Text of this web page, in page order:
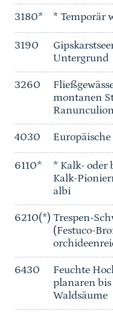
3180* * Temporär
3190
Untergrund
3260
montanen
4030
6110*
* Kalk- oder
Kalk-
albi
6210(*) Trespen-
(Festuco-
6430
Feuchte
planaren
Waldsäume